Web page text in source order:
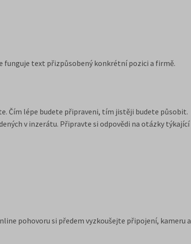
funguje text přizpůsobený konkrétní pozici a firmě.
Čím lépe budete připraveni, tím jistěji budete působit.
v inzerátu. Připravte si odpovědi na otázky týkající
pohovoru si předem vyzkoušejte připojení, kameru a